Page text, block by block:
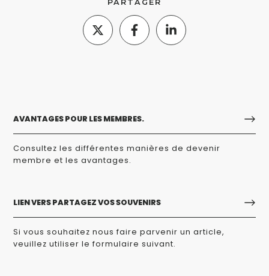
PARTAGER
AVANTAGES POUR LES MEMBRES.
Consultez les différentes manières de devenir
membre et les avantages.
LIEN VERS PARTAGEZ VOS SOUVENIRS
Si vous souhaitez nous faire parvenir un article,
veuillez utiliser le formulaire suivant.